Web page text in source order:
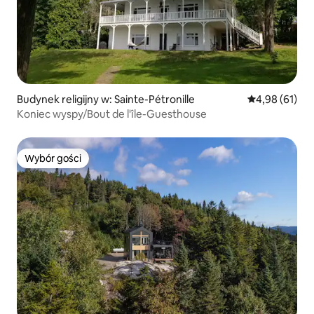
Budynek religijny w: Sainte-Pétronille Średnia
4,98 (61)
Koniec wyspy/Bout de l'île-Guesthouse
Wybór gości
Wybór gości